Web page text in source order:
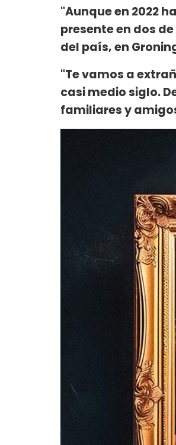
"Aunque en 2022
presente en dos
del país, en
"Te vamos a
casi medio siglo.
familiares y